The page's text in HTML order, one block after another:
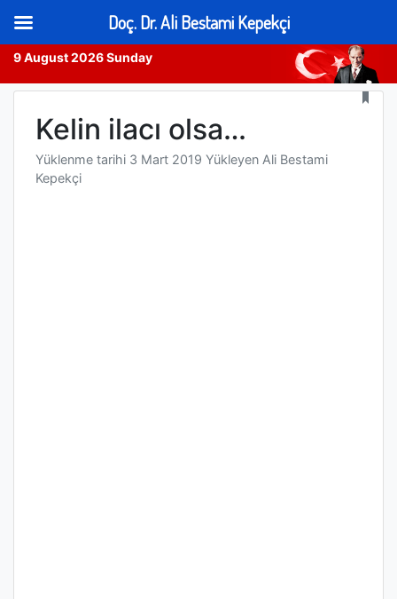
9 August 2026 Sunday
Skip
contentKelin ilacı olsa…
Yüklenme tarihi 3 Mart 2019 Yükleyen Ali Bestami
Kepekçi
Doç. Dr. Ali Bestami Kepekçi